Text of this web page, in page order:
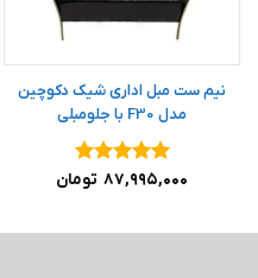
نیم ست مبل اداری شیک دکوچین
مدل F30 با جلومبلی
نمره۵از۸۷,۹۹۵,۰۰۰ تومان